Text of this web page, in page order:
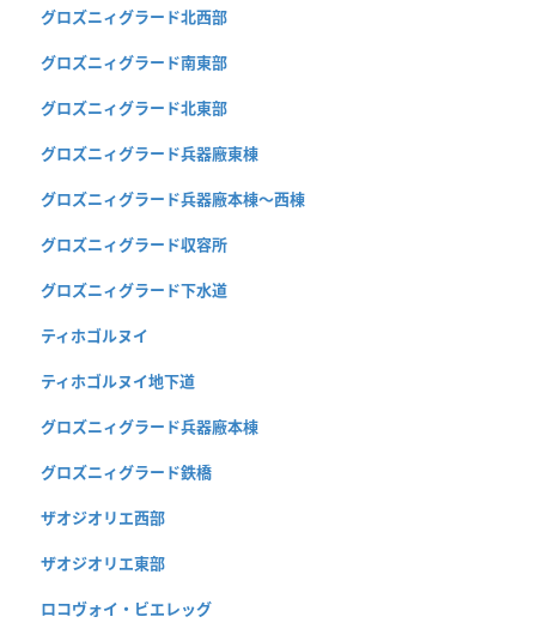
グロズニィグラード北西部
グロズニィグラード南東部
グロズニィグラード北東部
グロズニィグラード兵器廠東棟
グロズニィグラード兵器廠本棟〜西棟
グロズニィグラード収容所
グロズニィグラード下水道
ティホゴルヌイ
ティホゴルヌイ地下道
グロズニィグラード兵器廠本棟
グロズニィグラード鉄橋
ザオジオリエ西部
ザオジオリエ東部
ロコヴォイ・ビエレッグ